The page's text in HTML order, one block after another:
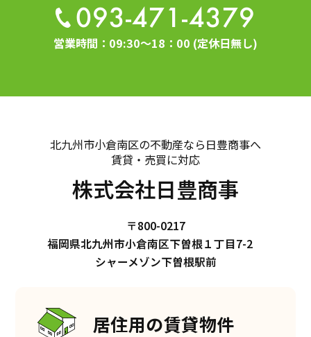
093-471-4379
営業時間：09:30～18：00 (定休日無し)
北九州市小倉南区の不動産なら日豊商事へ
賃貸・売買に対応
株式会社日豊商事
〒800-0217
福岡県北九州市小倉南区下曽根１丁目7-2
シャーメゾン下曽根駅前
居住用の賃貸物件